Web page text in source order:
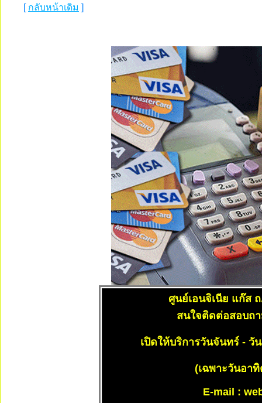
[ กลับหน้าเดิม ]
ศูนย์เอนจิเนีย แก๊ส
สนใจติดต่อสอบถา
เปิดให้บริการวันจันทร์ - วั
(เฉพาะวันอา
E-mail :